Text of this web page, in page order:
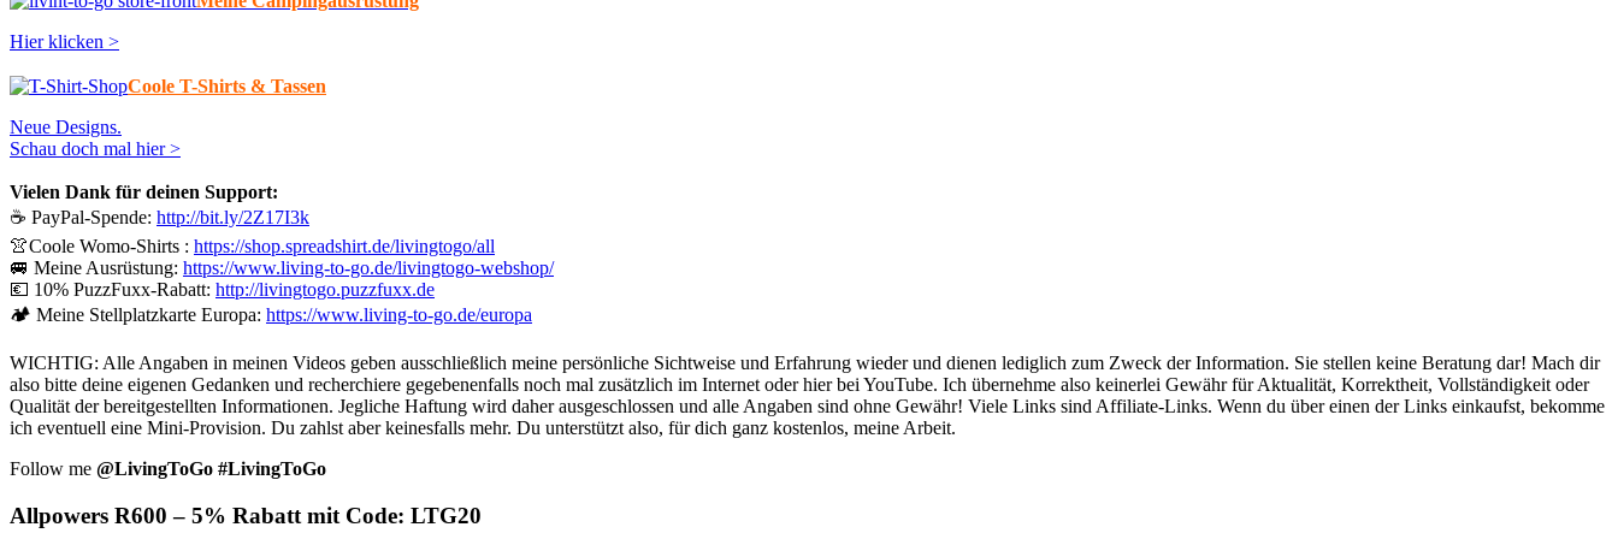
Hier klicken >
Coole T-Shirts & Tassen
Neue Designs.
Schau doch mal hier >
Vielen Dank für deinen Support:
☕ PayPal-Spende: http://bit.ly/2Z17I3k
👚Coole Womo-Shirts : https://shop.spreadshirt.de/livingtogo/all
🚐 Meine Ausrüstung: https://www.living-to-go.de/livingtogo-webshop/
💶 10% PuzzFuxx-Rabatt: http://livingtogo.puzzfuxx.de
🏕️ Meine Stellplatzkarte Europa: https://www.living-to-go.de/europa
WICHTIG: Alle Angaben in meinen Videos geben ausschließlich meine persönliche Sichtweise und Erfahrung wieder und dienen lediglich zum Zweck der Information. Sie stellen keine Beratung dar! Mach dir
also bitte deine eigenen Gedanken und recherchiere gegebenenfalls noch mal zusätzlich im Internet oder hier bei YouTube. Ich übernehme also keinerlei Gewähr für Aktualität, Korrektheit, Vollständigkeit oder
Qualität der bereitgestellten Informationen. Jegliche Haftung wird daher ausgeschlossen und alle Angaben sind ohne Gewähr! Viele Links sind Affiliate-Links. Wenn du über einen der Links einkaufst, bekomme
ich eventuell eine Mini-Provision. Du zahlst aber keinesfalls mehr. Du unterstützt also, für dich ganz kostenlos, meine Arbeit.
Follow me @LivingToGo #LivingToGo
Allpowers R600 – 5% Rabatt mit Code: LTG20